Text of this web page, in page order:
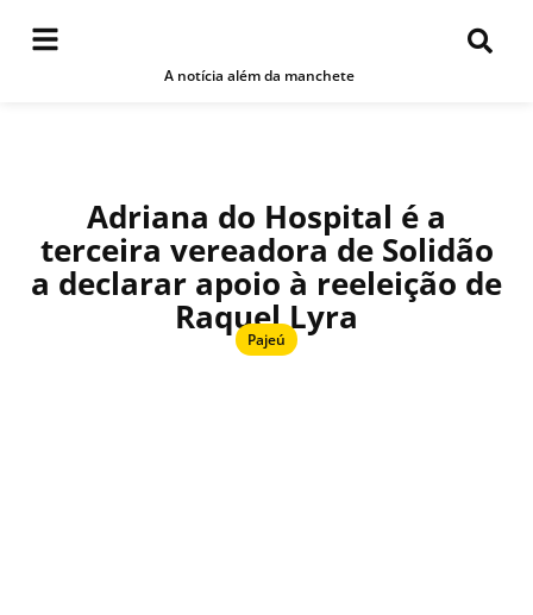
A notícia além da manchete
Adriana do Hospital é a
terceira vereadora de Solidão
a declarar apoio à reeleição de
Raquel Lyra
Pajeú